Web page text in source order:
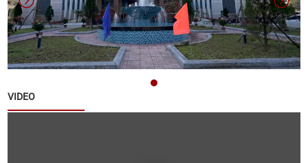
Thông báo về việc nộp hồ sơ ứng cử đại biểu Hội
đồng nhân dân xã Quế Sơn khoá II, nhiệm kỳ 2026 -
2031
Thông báo về tuyển chọn lao động hợp đồng làm
VIDEO